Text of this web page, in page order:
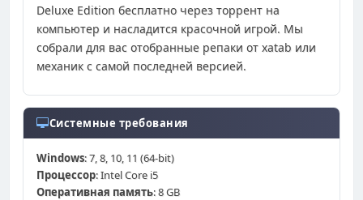
Deluxe Edition бесплатно через торрент на
компьютер и насладится красочной игрой. Мы
собрали для вас отобранные репаки от xatab или
механик с самой последней версией.
Системные требования
Windows: 7, 8, 10, 11 (64-bit)
Процессор: Intel Core i5
Оперативная память: 8 GB